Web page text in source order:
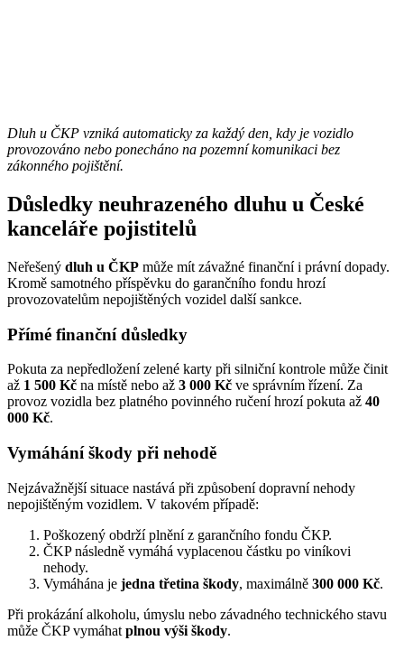
Dluh u ČKP vzniká automaticky za každý den, kdy je vozidlo
provozováno nebo ponecháno na pozemní komunikaci bez
zákonného pojištění.
Důsledky neuhrazeného dluhu u České
kanceláře pojistitelů
Neřešený dluh u ČKP může mít závažné finanční i právní dopady.
Kromě samotného příspěvku do garančního fondu hrozí
provozovatelům nepojištěných vozidel další sankce.
Přímé finanční důsledky
Pokuta za nepředložení zelené karty při silniční kontrole může činit
až 1 500 Kč na místě nebo až 3 000 Kč ve správním řízení. Za
provoz vozidla bez platného povinného ručení hrozí pokuta až 40
000 Kč.
Vymáhání škody při nehodě
Nejzávažnější situace nastává při způsobení dopravní nehody
nepojištěným vozidlem. V takovém případě:
Poškozený obdrží plnění z garančního fondu ČKP.
ČKP následně vymáhá vyplacenou částku po viníkovi
nehody.
Vymáhána je jedna třetina škody, maximálně 300 000 Kč.
Při prokázání alkoholu, úmyslu nebo závadného technického stavu
může ČKP vymáhat plnou výši škody.